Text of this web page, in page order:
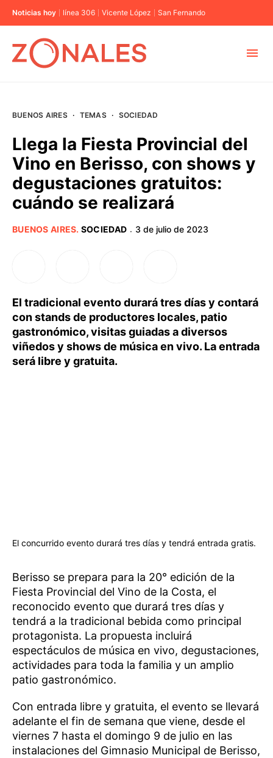
Noticias hoy línea 306 Vicente López San Fernando
BUENOS AIRES
PROVINCIAS
BUENOS AIRES · TEMAS · SOCIEDAD
Llega la Fiesta Provincial del
Vino en Berisso, con shows y
degustaciones gratuitos:
cuándo se realizará
BUENOS AIRES. SOCIEDAD · 3 de julio de 2023
El tradicional evento durará tres días y contará
con stands de productores locales, patio
gastronómico, visitas guiadas a diversos
viñedos y shows de música en vivo. La entrada
será libre y gratuita.
El concurrido evento durará tres días y tendrá entrada gratis.
Berisso se prepara para la 20° edición de la
Fiesta Provincial del Vino de la Costa, el
reconocido evento que durará tres días y
tendrá a la tradicional bebida como principal
protagonista. La propuesta incluirá
espectáculos de música en vivo, degustaciones,
actividades para toda la familia y un amplio
patio gastronómico.
Con entrada libre y gratuita, el evento se llevará
adelante el fin de semana que viene, desde el
viernes 7 hasta el domingo 9 de julio en las
instalaciones del Gimnasio Municipal de Berisso,